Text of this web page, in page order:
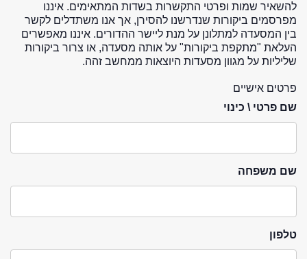
להשאיר שמות ופרטי התקשרות בשדות המתאימים. איננו
מפרסמים ביקורות שנדרשנו להסירן, אך אנו משתדלים לקשר
בין המסעדה למתלונן על מנת ליישר ההדורים. איננו מאפשרים
העלאת "מתקפת ביקורות" על אותה מסעדה, או צרור ביקורות
שליליות על מגוון מסעדות היוצאות ממחשב זהה.
פרטים אישיים
שם פרטי \ כינוי
שם משפחה
טלפון